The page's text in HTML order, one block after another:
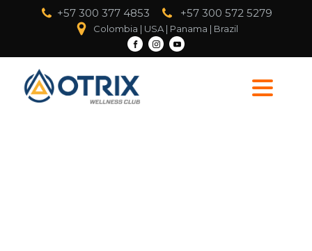
+57 300 377 4853 +57 300 572 5279
Colombia | USA | Panama | Brazil